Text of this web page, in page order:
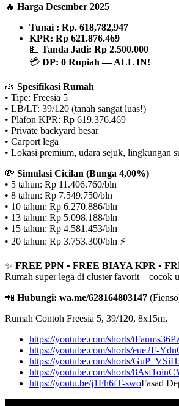
🔥 Harga Desember 2025
Tunai : Rp. 618,782,947
KPR: Rp 621.876.469
💵 Tanda Jadi: Rp 2.500.000
💳 DP: 0 Rupiah — ALL IN!
🌿 Spesifikasi Rumah
• Tipe: Freesia 5
• LB/LT: 39/120 (tanah sangat luas!)
• Plafon KPR: Rp 619.376.469
• Private backyard besar
• Carport lega
• Lokasi premium, udara sejuk, lingkungan
💸 Simulasi Cicilan (Bunga 4,00%)
• 5 tahun: Rp 11.406.760/bln
• 8 tahun: Rp 7.549.750/bln
• 10 tahun: Rp 6.270.886/bln
• 13 tahun: Rp 5.098.188/bln
• 15 tahun: Rp 4.581.453/bln
• 20 tahun: Rp 3.753.300/bln ⚡
✨ FREE PPN • FREE BIAYA KPR •
Rumah super lega di cluster favorit—cocok
📲 Hubungi: wa.me/628164803147
Rumah Contoh Freesia 5, 39/120, 8x15m,
https://youtube.com/shorts/
https://youtube.com/shorts/eue2F-
https://youtube.com/shorts/
https://youtube.com/shorts/
https://youtu.be/j1Fh6fT-swoFasad